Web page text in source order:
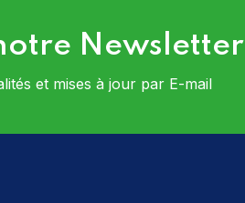
Newsletter
et mises à jour par E-mail